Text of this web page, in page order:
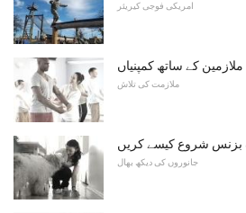
امریکی فوجی کیریئر
ملازمین کے ساتھ کمپنیاں
ملازمت کی تلاش
بزنس شروع کیسے کریں
جانوروں کی دیکھ بھال